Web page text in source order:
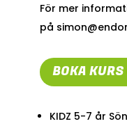
För mer
på
BOKA
KIDZ 5-7 år